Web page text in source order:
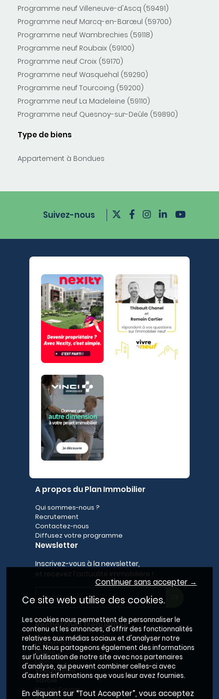
Programme neuf Villeneuve-d'Ascq (59491)
Programme neuf Marcq-en-Barœul (59700)
Programme neuf Wambrechies (59118)
Programme neuf Roubaix (59100)
Programme neuf Croix (59170)
Programme neuf Wasquehal (59290)
Programme neuf Tourcoing (59200)
Programme neuf La Madeleine (59110)
Programme neuf Quesnoy-sur-Deûle (59890)
Type de biens
Appartement à Bondues
Suivez-nous
A propos du Plan Immobilier
Qui sommes-nous ?
Recrutement
Contactez-nous
Diffusez votre programme
Newsletter
Inscrivez-vous à la newsletter,
Recherches fréquentes
Grand Paris
Rhône
Lyon
Villeurbanne
Savoie
Haute-Savoie
Continuer sans accepter →
Ce site web utilise des cookies.
Les cookies nous permettent de personnaliser le
contenu et les annonces, d'offrir des fonctionnalités
relatives aux médias sociaux et d'analyser notre
trafic. Nous partageons également des informations
sur l'utilisation de notre site avec nos partenaires
d'analyse, qui peuvent combiner celles-ci avec
d'autres informations que vous leur avez fournies.
En cliquant sur “Tout Accepter”, vous acceptez